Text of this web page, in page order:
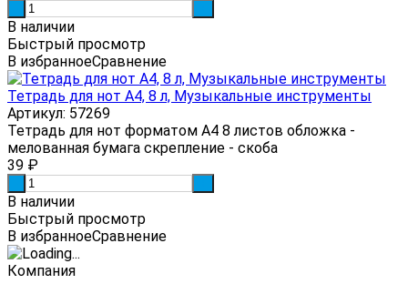
В наличии
Быстрый просмотр
В избранноеСравнение
Тетрадь для нот А4, 8 л, Музыкальные инструменты
Артикул: 57269
Тетрадь для нот форматом А4 8 листов обложка -
мелованная бумага скрепление - скоба
39 ₽
В наличии
Быстрый просмотр
В избранноеСравнение
Компания